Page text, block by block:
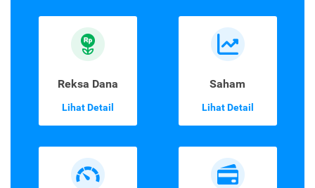
Reksa Dana
Lihat Detail
Saham
Lihat Detail